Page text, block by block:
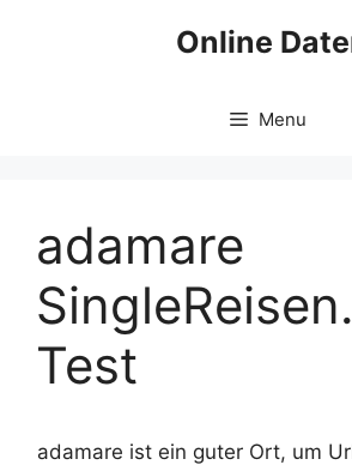
Online
Menu
adamare
Test
adamare ist ein guter Ort, um